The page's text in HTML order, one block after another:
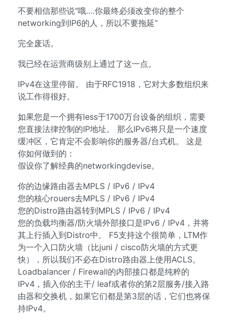
不要相信那些说“哦….你最终必须改变你的整个
networking到IP6的人，所以不要拖延”
完全废话。
我已经在运营商级别上通过了这一点。
IPv4在这里停留。 由于RFC1918，它对大多数组织来
说工作得很好。
如果您是一个拥有less于1700万台设备的组织，需要
您直接法律控制的IP地址。 那么IPv6将只是一个速度
缓冲区，它肯定不会影响你的服务器/台式机。 这是
你如何做到的：
假设你了解经典的networkingdevise。
你的边缘路由器去MPLS / IPv6 / IPv4
您的核心rouers去MPLS / IPv6 / IPv4
您的Distro路由器转到MPLS / IPv6 / IPv4
您的负载均衡器/防火墙外部接口是IPv6 / IPv4，并将
其上行插入到Distro中。 F5支持这个很简单，LTM作
为一个入口防火墙（比juni / cisco防火墙的方式更
快），所以我们不必在Distro路由器上使用ACLS。
Loadbalancer / Firewall的内部接口都是纯粹的
IPv4，插入你的主干/ leaf或者你的第2层服务/接入路
由器和交换机，如果它们都是第3层的话，它们也将保
持IPv4。